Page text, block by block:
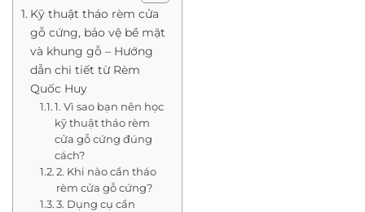
Kỹ thuật tháo rèm cửa
gỗ cứng, bảo vệ bề mặt
và khung gỗ – Hướng
dẫn chi tiết từ Rèm
Quốc Huy
1. Vì sao bạn nên học
kỹ thuật tháo rèm
cửa gỗ cứng đúng
cách?
2. Khi nào cần tháo
rèm cửa gỗ cứng?
3. Dụng cụ cần